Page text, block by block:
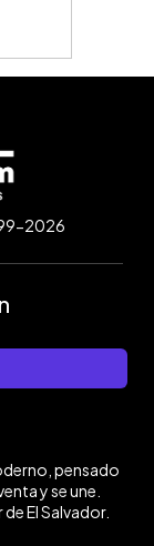
2026
pensado
y se une.
El Salvador.